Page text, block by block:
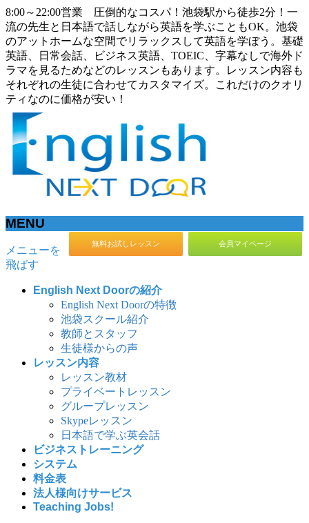
8:00～22:00営業 圧倒的なコスパ！池袋駅から徒歩2分！一
流の先生と日本語で話しながら英語を学ぶこともOK。池袋
のアットホームな空間でリラックスして英語を学ぼう。基礎
英語、日常会話、ビジネス英語、TOEIC、字幕なしで海外ド
ラマを見るためなどのレッスンもあります。レッスン内容も
それぞれの生徒に合わせてカスタマイズ。これだけのクオリ
ティなのに価格が安い！
無料お試しレッスン 会員マイページ
MENU
メニューを
飛ばす
English Next Doorの紹介
English Next Doorの特徴
池袋スクール紹介
教師とスタッフ
生徒様からの声
レッスン内容
レッスン教材
プライベートレッスン
グループレッスン
Skypeレッスン
日本語で学ぶ英会話
ビジネストレーニング
システム
料金表
法人様向けサービス
Teaching Jobs!